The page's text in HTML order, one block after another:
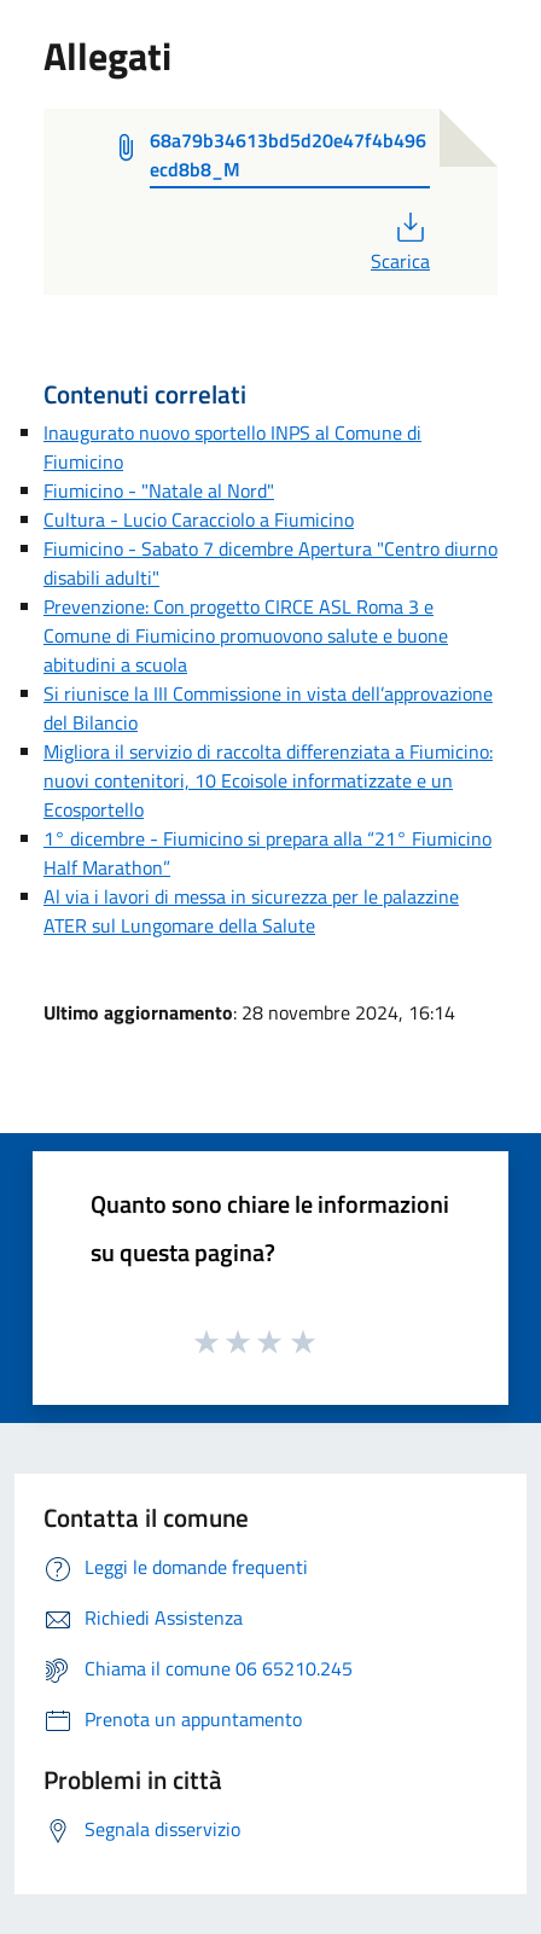
Allegati
68a79b34613bd5d20e47f4b496
ecd8b8_M
Scarica
Contenuti correlati
Inaugurato nuovo sportello INPS al Comune di
Fiumicino
Fiumicino - "Natale al Nord"
Cultura - Lucio Caracciolo a Fiumicino
Fiumicino - Sabato 7 dicembre Apertura "Centro diurno
disabili adulti"
Prevenzione: Con progetto CIRCE ASL Roma 3 e
Comune di Fiumicino promuovono salute e buone
abitudini a scuola
Si riunisce la III Commissione in vista dell’approvazione
del Bilancio
Migliora il servizio di raccolta differenziata a Fiumicino:
nuovi contenitori, 10 Ecoisole informatizzate e un
Ecosportello
1° dicembre - Fiumicino si prepara alla “21° Fiumicino
Half Marathon”
Al via i lavori di messa in sicurezza per le palazzine
ATER sul Lungomare della Salute
Ultimo aggiornamento: 28 novembre 2024, 16:14
Quanto sono chiare le informazioni
su questa pagina?
Contatta il comune
Leggi le domande frequenti
Richiedi Assistenza
Chiama il comune 06 65210.245
Prenota un appuntamento
Problemi in città
Segnala disservizio